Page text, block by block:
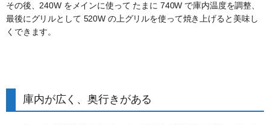
その後、240W をメインに使って たまに 740W で庫内温度を調整、
最後にグリルとして 520W の上グリルを使って焼き上げると美味し
くできます。
庫内が広く、奥行きがある